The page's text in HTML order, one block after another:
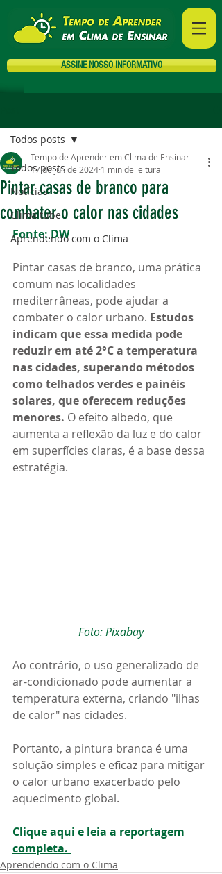
ASSINE NOSSO INFORMATIVO
Todos posts
Notícias
Clima tube
Aprendendo com o Clima
Todos posts
Pintar casas de branco para
combater o calor nas cidades
Tempo de Aprender em Clima de Ensinar
17 de jul. de 2024 1 min de leitura
Fonte: DW
Pintar casas de branco, uma prática
comum nas localidades
mediterrâneas, pode ajudar a
combater o calor urbano. Estudos
indicam que essa medida pode
reduzir em até 2°C a temperatura
nas cidades, superando métodos
como telhados verdes e painéis
solares, que oferecem reduções
menores. O efeito albedo, que
aumenta a reflexão da luz e do calor
em superfícies claras, é a base dessa
estratégia.
Foto: Pixabay
Ao contrário, o uso generalizado de
ar-condicionado pode aumentar a
temperatura externa, criando "ilhas
de calor" nas cidades.
Portanto, a pintura branca é uma
solução simples e eficaz para mitigar
o calor urbano exacerbado pelo
aquecimento global.
Clique aqui e leia a reportagem
completa.
Aprendendo com o Clima